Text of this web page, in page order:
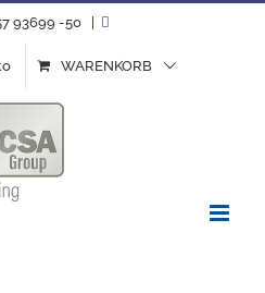
93699 -50
WARENKORB